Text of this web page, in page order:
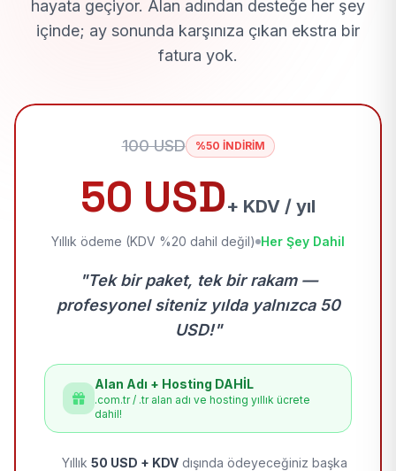
hayata geçiyor. Alan adından desteğe her şey
içinde; ay sonunda karşınıza çıkan ekstra bir
fatura yok.
100 USD %50 İNDİRİM
50 USD+ KDV / yıl
Yıllık ödeme (KDV %20 dahil değil) Her Şey Dahil
"Tek bir paket, tek bir rakam —
profesyonel siteniz yılda yalnızca 50
USD!"
Alan Adı + Hosting DAHİL
.com.tr / .tr alan adı ve hosting yıllık ücrete
dahil!
Yıllık 50 USD + KDV dışında ödeyeceğiniz başka